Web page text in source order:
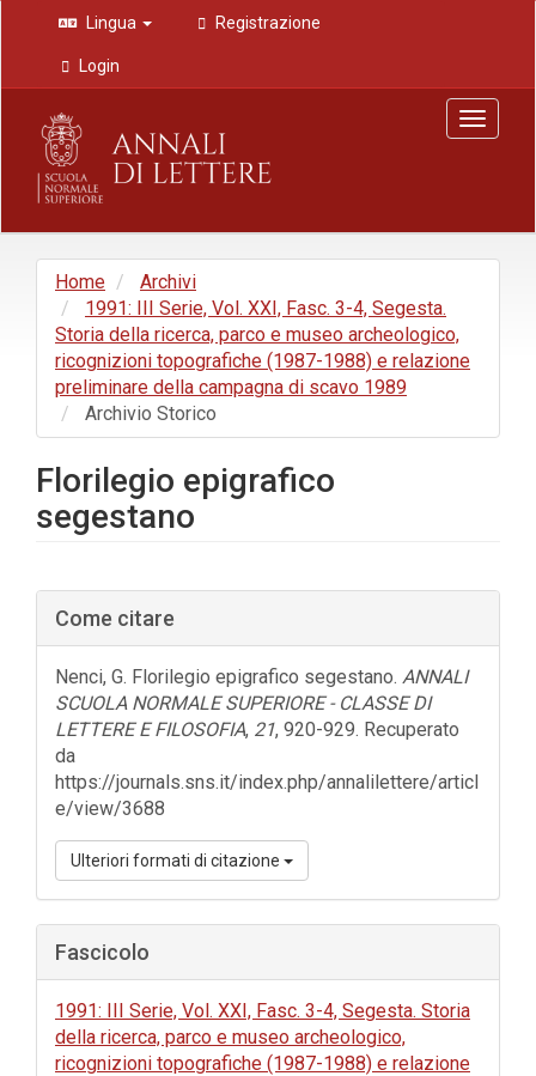
Navigazione
principale
Contenuto
principale
Barra
laterale
Lingua Registrazione
Login
Toggle
Home
Archivi
1991: III Serie, Vol. XXI, Fasc. 3-4, Segesta.
Storia della ricerca, parco e museo archeologico,
ricognizioni topografiche (1987-1988) e relazione
preliminare della campagna di scavo 1989
Archivio Storico
Florilegio epigrafico
segestano
Barra
laterale
dell'articolo
Come citare
Nenci, G. Florilegio epigrafico segestano. ANNALI
SCUOLA NORMALE SUPERIORE - CLASSE DI
LETTERE E FILOSOFIA, 21, 920-929. Recuperato
da
https://journals.sns.it/index.php/annalilettere/articl
e/view/3688
Ulteriori formati di citazione
Fascicolo
1991: III Serie, Vol. XXI, Fasc. 3-4, Segesta. Storia
della ricerca, parco e museo archeologico,
ricognizioni topografiche (1987-1988) e relazione